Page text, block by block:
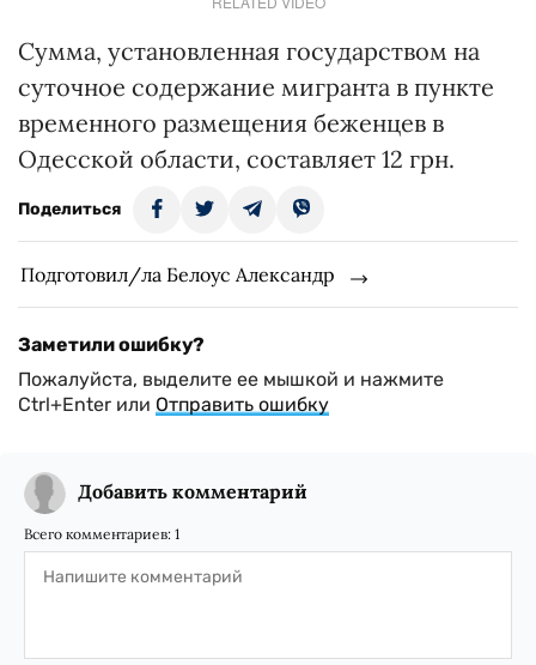
Сумма, установленная государством на
суточное содержание мигранта в пункте
временного размещения беженцев в
Одесской области, составляет 12 грн.
Поделиться
Подготовил/ла Белоус Александр
Заметили ошибку?
Пожалуйста, выделите ее мышкой и нажмите
Ctrl+Enter или Отправить ошибку
Добавить комментарий
Всего комментариев: 1